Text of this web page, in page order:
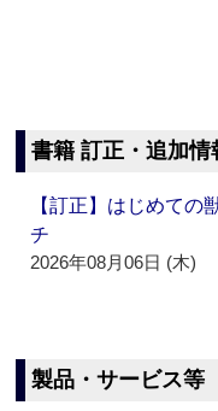
書籍 訂正・追加情
【訂正】はじめて
チ
2026年08月06日 (木)
製品・サービス等